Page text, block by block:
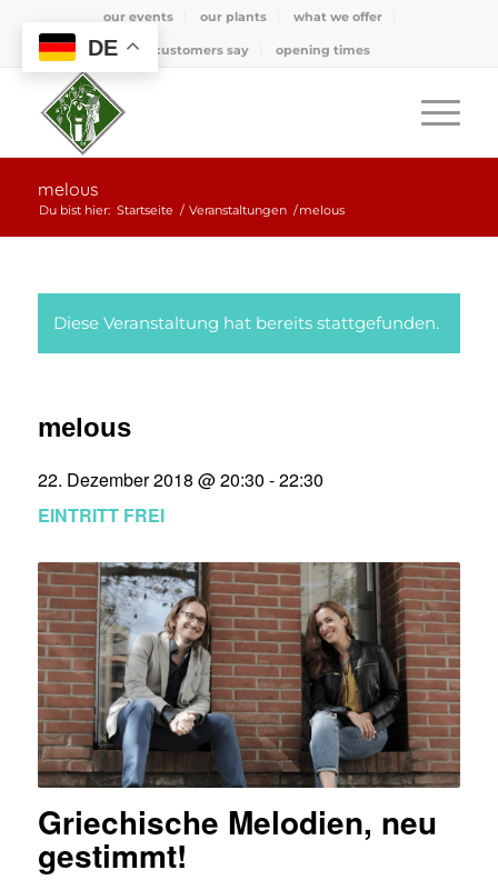
our events our plants what we offer
what customers say opening times
melous
Du bist hier: Startseite / Veranstaltungen /melous
Diese Veranstaltung hat bereits stattgefunden.
melous
22. Dezember 2018 @ 20:30 -22:30
EINTRITT FREI
Griechische Melodien, neu
gestimmt!
DE